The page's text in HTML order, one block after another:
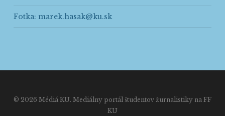
Fotka: marek.hasak@ku.sk
© 2026 Médiá KU. Mediálny portál študentov žurnalistiky na FF
KU